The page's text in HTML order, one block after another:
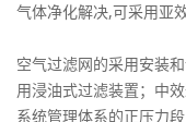
气体净化解决,可采用亚
空气过滤网的采用安装
用浸油式过滤装置；中
系统管理体系的正压力段